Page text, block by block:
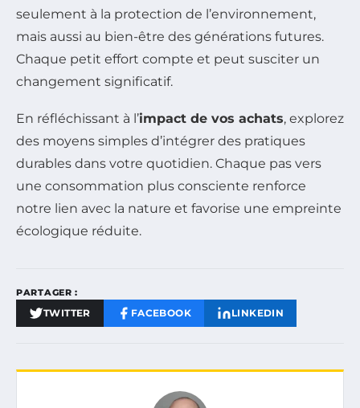
seulement à la protection de l’environnement,
mais aussi au bien-être des générations futures.
Chaque petit effort compte et peut susciter un
changement significatif.
En réfléchissant à l’impact de vos achats, explorez
des moyens simples d’intégrer des pratiques
durables dans votre quotidien. Chaque pas vers
une consommation plus consciente renforce
notre lien avec la nature et favorise une empreinte
écologique réduite.
PARTAGER :
TWITTER FACEBOOK LINKEDIN